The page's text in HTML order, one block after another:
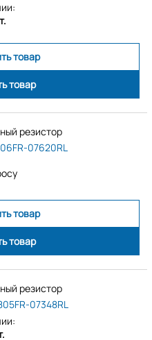
товар
товар
резистор
07620RL
товар
товар
резистор
07348RL